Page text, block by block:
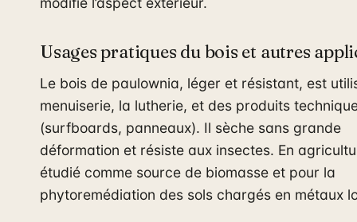
Usages pratiques du bois et autres
Le bois de paulownia, léger et résistant, est
menuiserie, la lutherie, et des produits
(surfboards, panneaux). Il sèche sans grande
déformation et résiste aux insectes. En
étudié comme source de biomasse et pour la
phytoremédiation des sols chargés en métaux